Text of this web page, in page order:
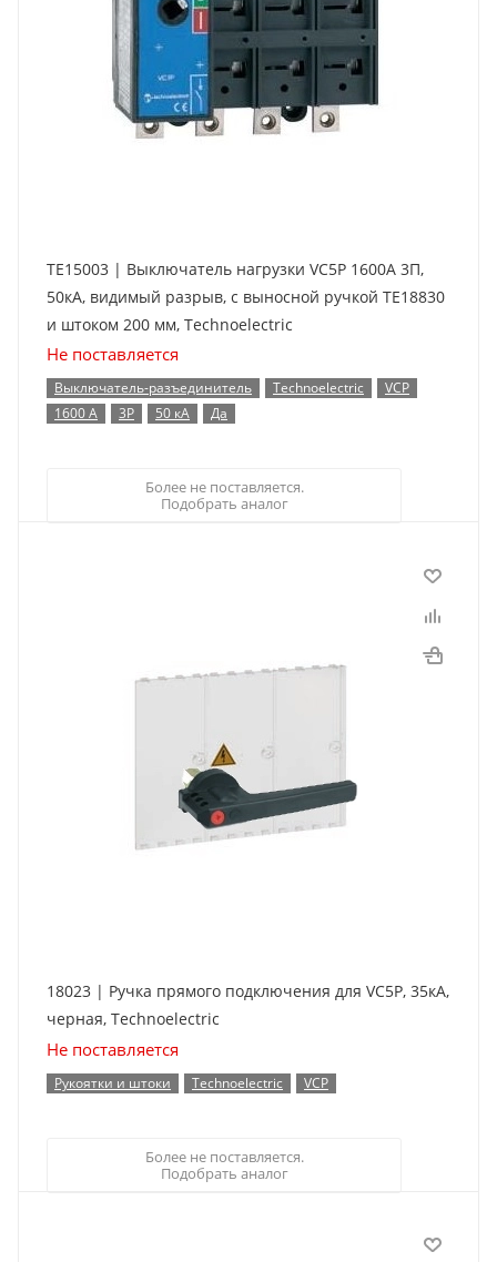
TE15003 | Выключатель нагрузки VC5P 1600А 3П,
50кА, видимый разрыв, с выносной ручкой TE18830
и штоком 200 мм, Technoelectric
Не поставляется
Выключатель-разъединитель Technoelectric
VCP
1600 А
3P 50 кА Да
Более не поставляется.
Подобрать аналог
18023 | Ручка прямого подключения для VC5P, 35кА,
черная, Technoelectric
Не поставляется
Рукоятки и штоки Technoelectric VCP
Более не поставляется.
Подобрать аналог